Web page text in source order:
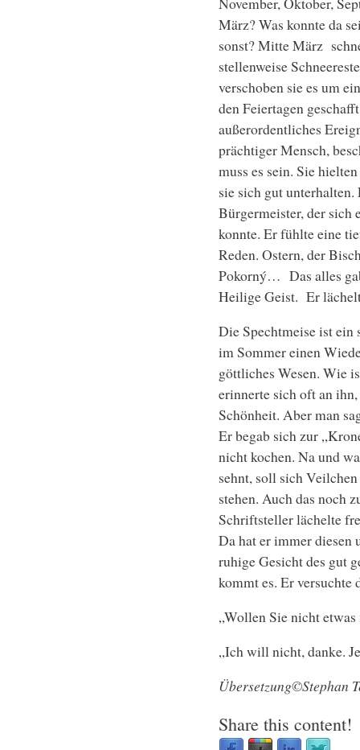
März? Was konnte da
sonst? Mitte März
stellenweise
verschoben sie es um
den Feiertagen
außerordentliches
prächtiger Mensch,
muss es sein. Sie
sie sich gut
Bürgermeister, der sich
konnte. Er fühlte eine
Reden. Ostern, der
Pokorný… Das alles
Heilige Geist. Er
Die Spechtmeise ist ein
im Sommer einen
göttliches Wesen. Wie
erinnerte sich oft an
Schönheit. Aber man
Er begab sich zur
nicht kochen. Na und
sehnt, soll sich
stehen. Auch das noch
Schriftsteller lächelte
Da hat er immer diesen
ruhige Gesicht des gut
kommt es. Er versuchte
„Wollen Sie nicht
„Ich will nicht, danke.
Übersetzung©Stephan
Share this content!